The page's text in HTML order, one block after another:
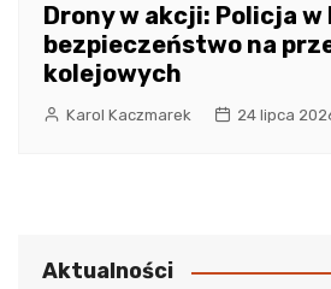
Drony w akcji: Policja w
bezpieczeństwo na
kolejowych
Karol Kaczmarek 24 lipca
Aktualności